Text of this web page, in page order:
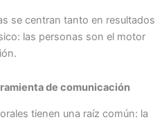
se centran tanto en resultados
las personas son el motor
de comunicación
tienen una raíz común: la